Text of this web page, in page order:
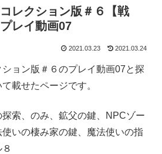
レクション版＃６【戦
レイ動画07
2021.03.23 2021.03.24
ョン版＃６のプレイ動画07と探
載せたページです。
索、のみ、鉱父の鍵、NPCゾー
いの棲み家の鍵、魔法使いの指